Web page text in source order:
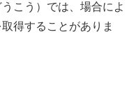
こう）では、場合によ
得することがありま